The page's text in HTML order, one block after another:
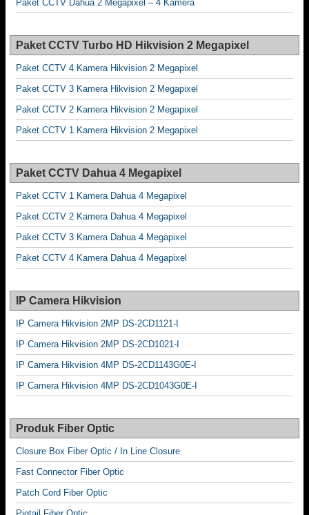
Paket CCTV Dahua 2 Megapixel – 4 Kamera
Paket CCTV Turbo HD Hikvision 2 Megapixel
Paket CCTV 4 Kamera Hikvision 2 Megapixel
Paket CCTV 3 Kamera Hikvision 2 Megapixel
Paket CCTV 2 Kamera Hikvision 2 Megapixel
Paket CCTV 1 Kamera Hikvision 2 Megapixel
Paket CCTV Dahua 4 Megapixel
Paket CCTV 1 Kamera Dahua 4 Megapixel
Paket CCTV 2 Kamera Dahua 4 Megapixel
Paket CCTV 3 Kamera Dahua 4 Megapixel
Paket CCTV 4 Kamera Dahua 4 Megapixel
IP Camera Hikvision
IP Camera Hikvision 2MP DS-2CD1121-I
IP Camera Hikvision 2MP DS-2CD1021-I
IP Camera Hikvision 4MP DS-2CD1143G0E-I
IP Camera Hikvision 4MP DS-2CD1043G0E-I
Produk Fiber Optic
Closure Box Fiber Optic / In Line Closure
Fast Connector Fiber Optic
Patch Cord Fiber Optic